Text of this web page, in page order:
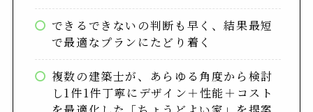
できるできないの判断も早く、結果最短
で最適なプランにたどり着く
複数の建築士が、あらゆる角度から検討
し1件1件丁寧にデザイン＋性能＋コスト